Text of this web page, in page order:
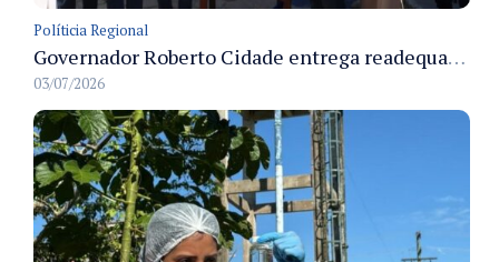
Políticia Regional
Governador Roberto Cidade entrega readequação do ambulatório da FCecon e amplia capacidade de atendimento oncológico em Manaus
03/07/2026